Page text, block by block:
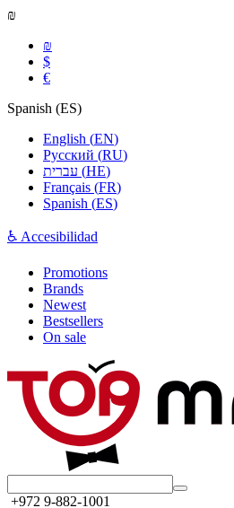
₪
₪
$
€
Spanish (ES)
English (EN)
Русский (RU)
(HE)
Français (FR)
Spanish (ES)
♿ Accesibilidad
Promotions
Brands
Newest
Bestsellers
On sale
+972 9-882-1001